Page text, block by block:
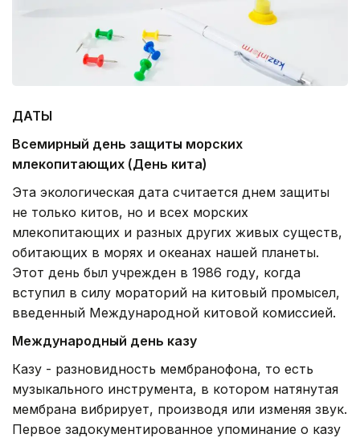
ДАТЫ
Всемирный день защиты морских
млекопитающих (День кита)
Эта экологическая дата считается днем защиты
не только китов, но и всех морских
млекопитающих и разных других живых существ,
обитающих в морях и океанах нашей планеты.
Этот день был учрежден в 1986 году, когда
вступил в силу мораторий на китовый промысел,
введенный Международной китовой комиссией.
Международный день казу
Казу - разновидность мембранофона, то есть
музыкального инструмента, в котором натянутая
мембрана вибрирует, производя или изменяя звук.
Первое задокументированное упоминание о казу